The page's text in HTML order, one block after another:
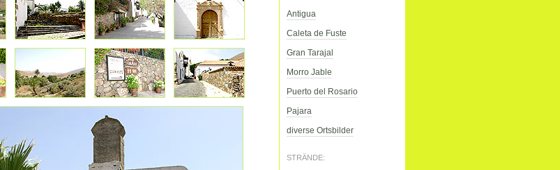
Antigua
Caleta de Fuste
Gran Tarajal
Morro Jable
Puerto del Rosario
Pajara
diverse Ortsbilder
STRÄNDE: